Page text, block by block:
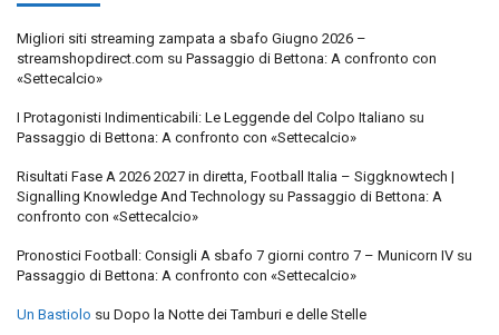
Migliori siti streaming zampata a sbafo Giugno 2026 –
streamshopdirect.com su Passaggio di Bettona: A confronto con
«Settecalcio»
I Protagonisti Indimenticabili: Le Leggende del Colpo Italiano su
Passaggio di Bettona: A confronto con «Settecalcio»
Risultati Fase A 2026 2027 in diretta, Football Italia – Siggknowtech |
Signalling Knowledge And Technology su Passaggio di Bettona: A
confronto con «Settecalcio»
Pronostici Football: Consigli A sbafo 7 giorni contro 7 – Municorn IV su
Passaggio di Bettona: A confronto con «Settecalcio»
Un Bastiolo su Dopo la Notte dei Tamburi e delle Stelle